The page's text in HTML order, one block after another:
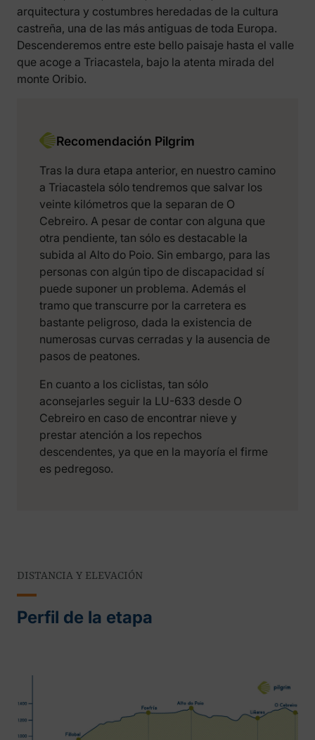
arquitectura y costumbres heredadas de la cultura
castreña, una de las más antiguas de toda Europa.
Descenderemos entre este bello paisaje hasta el valle
que acoge a Triacastela, bajo la atenta mirada del
monte Oribio.
Recomendación Pilgrim
Tras la dura etapa anterior, en nuestro camino
a Triacastela sólo tendremos que salvar los
veinte kilómetros que la separan de O
Cebreiro. A pesar de contar con alguna que
otra pendiente, tan sólo es destacable la
subida al Alto do Poio. Sin embargo, para las
personas con algún tipo de discapacidad sí
puede suponer un problema. Además el
tramo que transcurre por la carretera es
bastante peligroso, dada la existencia de
numerosas curvas cerradas y la ausencia de
pasos de peatones.
En cuanto a los ciclistas, tan sólo
aconsejarles seguir la LU-633 desde O
Cebreiro en caso de encontrar nieve y
prestar atención a los repechos
descendentes, ya que en la mayoría el firme
es pedregoso.
DISTANCIA Y ELEVACIÓN
Perfil de la etapa